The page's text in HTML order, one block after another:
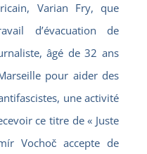
Varian Fry, que
d’évacuation de
âgé de 32 ans
pour aider des
une activité
ce titre de « Juste
Vochoč accepte de